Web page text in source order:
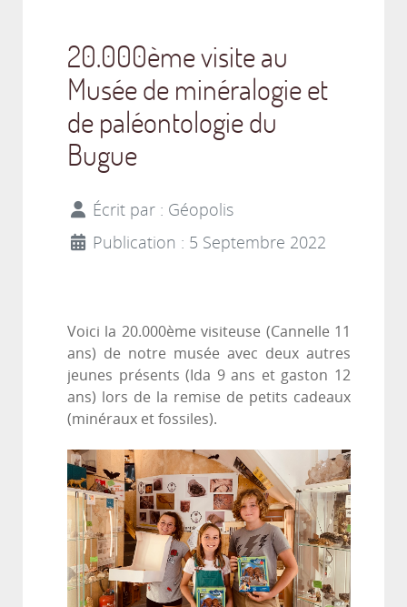
20.000ème visite au
Musée de minéralogie et
de paléontologie du
Bugue
Écrit par : Géopolis
Publication : 5 Septembre 2022
Voici la 20.000ème visiteuse (Cannelle 11
ans) de notre musée avec deux autres
jeunes présents (Ida 9 ans et gaston 12
ans) lors de la remise de petits cadeaux
(minéraux et fossiles).